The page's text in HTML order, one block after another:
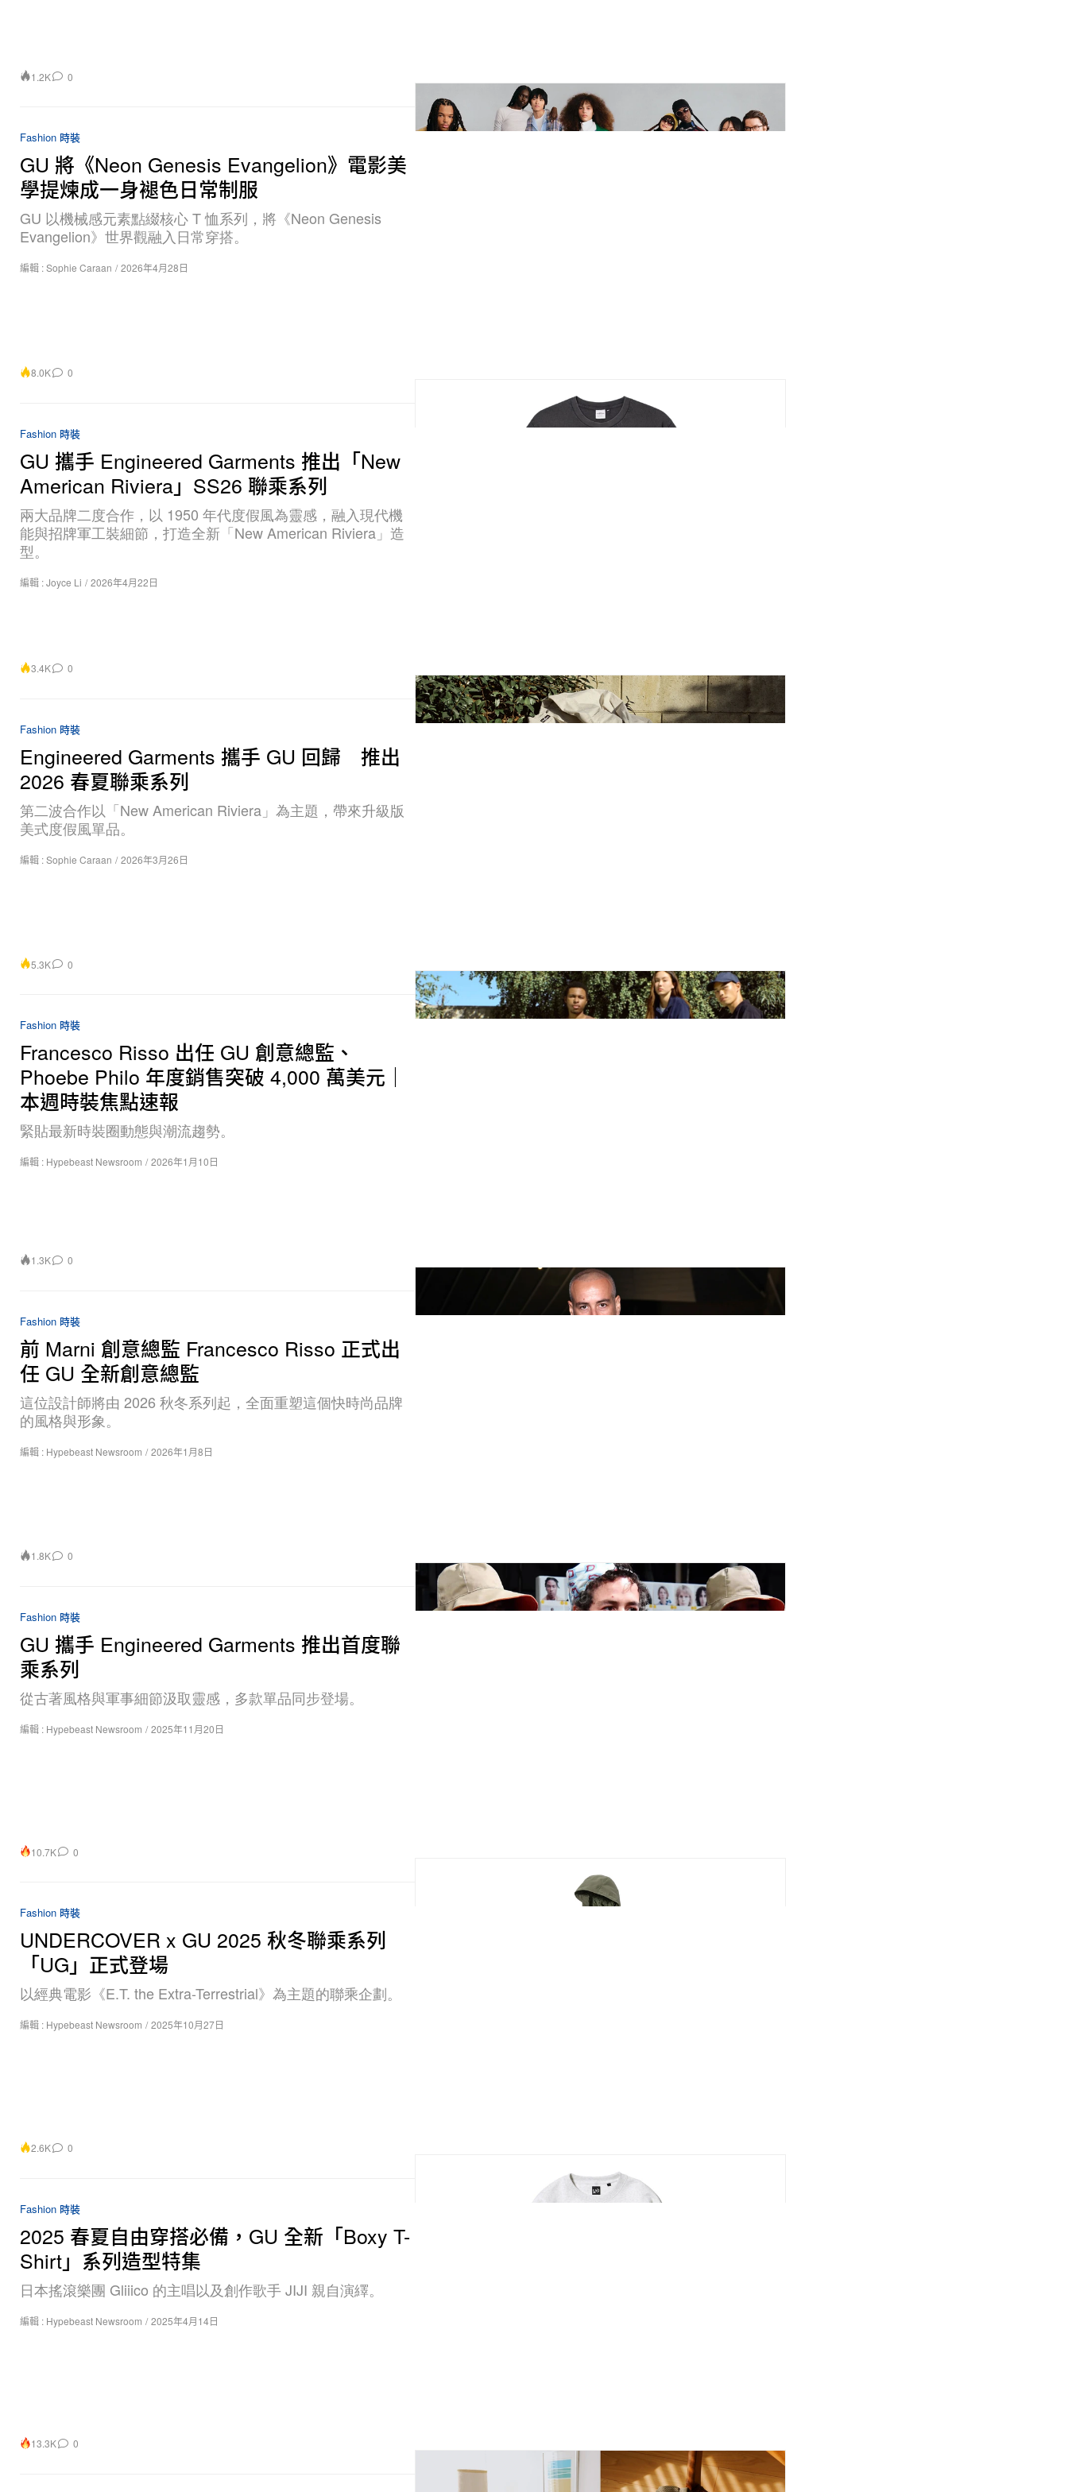
1.2K 0
Fashion 時裝
GU 將《Neon Genesis Evangelion》電影美
學提煉成一身褪色日常制服
GU 以機械感元素點綴核心 T 恤系列，將《Neon Genesis
Evangelion》世界觀融入日常穿搭。
編輯 :Sophie Caraan / 2026年4月28日
8.0K 0
Fashion 時裝
GU 攜手 Engineered Garments 推出「New
American Riviera」SS26 聯乘系列
兩大品牌二度合作，以 1950 年代度假風為靈感，融入現代機
能與招牌軍工裝細節，打造全新「New American Riviera」造
型。
編輯 :Joyce Li / 2026年4月22日
3.4K 0
Fashion 時裝
Engineered Garments 攜手 GU 回歸 推出
2026 春夏聯乘系列
第二波合作以「New American Riviera」為主題，帶來升級版
美式度假風單品。
編輯 :Sophie Caraan / 2026年3月26日
5.3K 0
Fashion 時裝
Francesco Risso 出任 GU 創意總監、
Phoebe Philo 年度銷售突破 4,000 萬美元｜
本週時裝焦點速報
緊貼最新時裝圈動態與潮流趨勢。
編輯 : Hypebeast Newsroom / 2026年1月10日
1.3K 0
Fashion 時裝
前 Marni 創意總監 Francesco Risso 正式出
任 GU 全新創意總監
這位設計師將由 2026 秋冬系列起，全面重塑這個快時尚品牌
的風格與形象。
編輯 : Hypebeast Newsroom / 2026年1月8日
1.8K 0
Fashion 時裝
GU 攜手 Engineered Garments 推出首度聯
乘系列
從古著風格與軍事細節汲取靈感，多款單品同步登場。
編輯 : Hypebeast Newsroom / 2025年11月20日
10.7K 0
Fashion 時裝
UNDERCOVER x GU 2025 秋冬聯乘系列
「UG」正式登場
以經典電影《E.T. the Extra-Terrestrial》為主題的聯乘企劃。
編輯 : Hypebeast Newsroom / 2025年10月27日
2.6K 0
Fashion 時裝
2025 春夏自由穿搭必備，GU 全新「Boxy T-
Shirt」系列造型特集
日本搖滾樂團 Gliiico 的主唱以及創作歌手 JIJI 親自演繹。
編輯 : Hypebeast Newsroom / 2025年4月14日
13.3K 0